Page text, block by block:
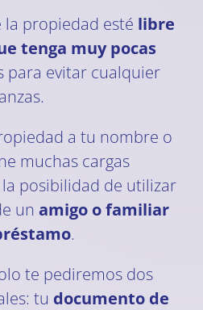
propiedad esté libre
tenga muy pocas
para evitar cualquier
a tu nombre o
muchas cargas
posibilidad de utilizar
un amigo o familiar
.
te pediremos dos
tu documento de